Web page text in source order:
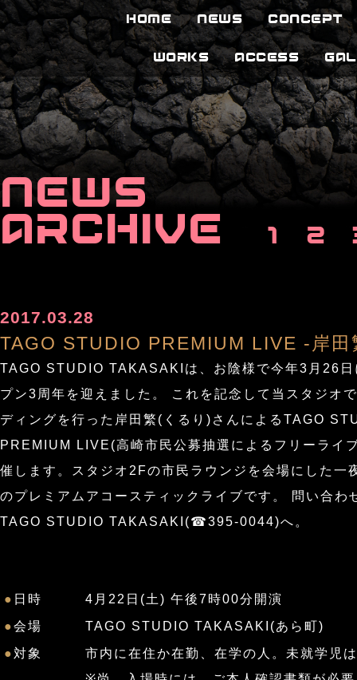
HOME NEWS CONCEPT
WORKS ACCESS
NEWS
ARCHIVE
1 2
2017.03.28
TAGO STUDIO PREMIUM LIVE -岸田
TAGO STUDIO TAKASAKIは、お陰様で今年3月26日
プン3周年を迎えました。 これを記念して当スタジオ
ディングを行った岸田繁(くるり)さんによるTAGO
PREMIUM LIVE(高崎市民公募抽選によるフリーライ
催します。スタジオ2Fの市民ラウンジを会場にした一
のプレミアムアコースティックライブです。 問い合わ
TAGO STUDIO TAKASAKI(☎395-0044)へ。
● 日時
4月22日(土) 午後7時00分開演
●会場
TAGO STUDIO TAKASAKI(あら町)
●対象
市内に在住か在勤、在学の人。未就学児